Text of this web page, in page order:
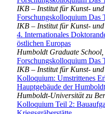
IKB – Institut für Kunst-
Forschungskolloquium Das
IKB – Institut für Kunst-
4. Internationales
östlichen Europas
Humboldt Graduate
Forschungskolloquium Das
IKB – Institut für Kunst-
Kolloquium: Umstrittenes
Hauptgebäude der
Humboldt-Universität zu
Kolloquium Teil 2: